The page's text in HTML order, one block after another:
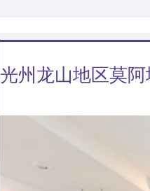
光州龙山地区莫